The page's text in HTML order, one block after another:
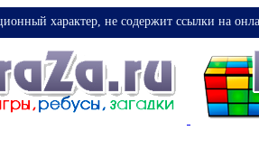
характер, не содержит ссылки на